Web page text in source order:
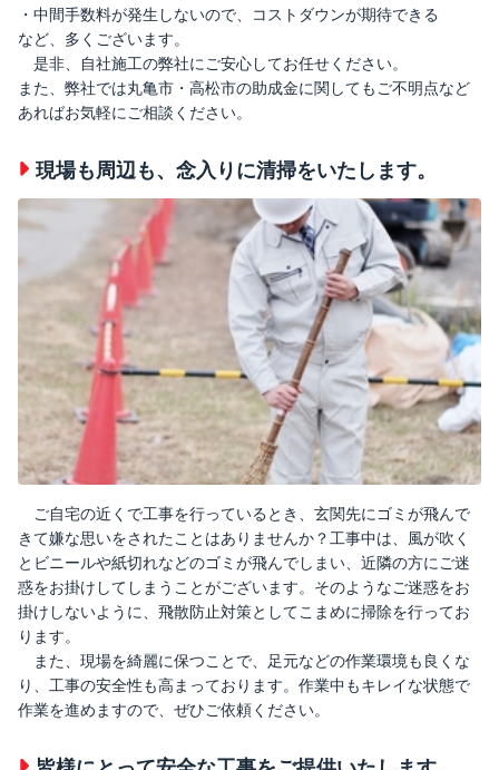
・中間手数料が発生しないので、コストダウンが期待できる
など、多くございます。
是非、自社施工の弊社にご安心してお任せください。
また、弊社では丸亀市・高松市の助成金に関してもご不明点など
あればお気軽にご相談ください。
現場も周辺も、念入りに清掃をいたします。
ご自宅の近くで工事を行っているとき、玄関先にゴミが飛んで
きて嫌な思いをされたことはありませんか？工事中は、風が吹く
とビニールや紙切れなどのゴミが飛んでしまい、近隣の方にご迷
惑をお掛けしてしまうことがございます。そのようなご迷惑をお
掛けしないように、飛散防止対策としてこまめに掃除を行ってお
ります。
また、現場を綺麗に保つことで、足元などの作業環境も良くな
り、工事の安全性も高まっております。作業中もキレイな状態で
作業を進めますので、ぜひご依頼ください。